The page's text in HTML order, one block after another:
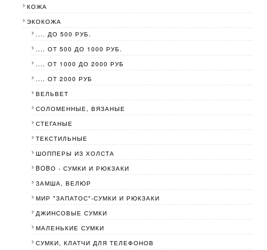
КОЖА
ЭКОКОЖА
.... ДО 500 РУБ.
.... ОТ 500 ДО 1000 РУБ.
.... ОТ 1000 ДО 2000 РУБ
.... ОТ 2000 РУБ
ВЕЛЬВЕТ
СОЛОМЕННЫЕ, ВЯЗАНЫЕ
СТЕГАНЫЕ
ТЕКСТИЛЬНЫЕ
ШОППЕРЫ ИЗ ХОЛСТА
BOBО - СУМКИ И РЮКЗАКИ
ЗАМША, ВЕЛЮР
МИР "ЗАПАТОС"-СУМКИ И РЮКЗАКИ
ДЖИНСОВЫЕ СУМКИ
МАЛЕНЬКИЕ СУМКИ
СУМКИ, КЛАТЧИ ДЛЯ ТЕЛЕФОНОВ